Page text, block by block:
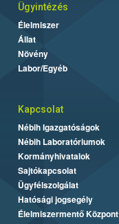
Ügyintézés
Élelmiszer
Állat
Növény
Labor/Egyéb
Kapcsolat
Nébih Igazgatóságok
Nébih Laboratóriumok
Kormányhivatalok
Sajtókapcsolat
Ügyfélszolgálat
Hatósági jogsegély
Élelmiszermentő Központ